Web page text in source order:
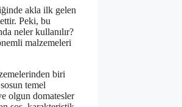
akla ilk gelen
Peki, bu
neler kullanılır?
malzemeleri
biri
temel
olgun domatesler